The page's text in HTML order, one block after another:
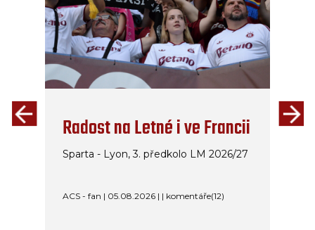
Radost na Letné i ve Francii
Sparta - Lyon, 3. předkolo LM 2026/27
ACS - fan | 05.08.2026 | | komentáře(12)